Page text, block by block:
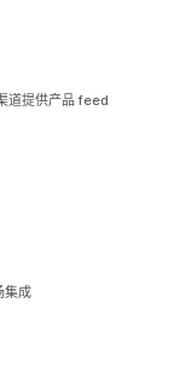
道提供产品 feed
集成